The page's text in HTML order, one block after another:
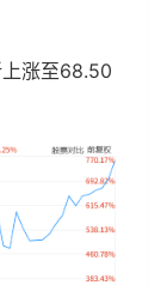
涨至68.50